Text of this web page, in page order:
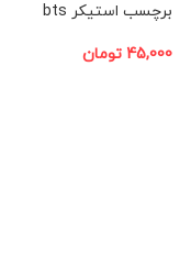
برچسب استیکر bts
45,000 تومان